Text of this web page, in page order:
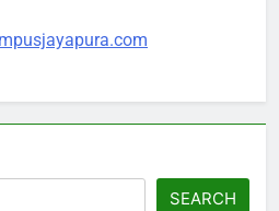
SEARCH